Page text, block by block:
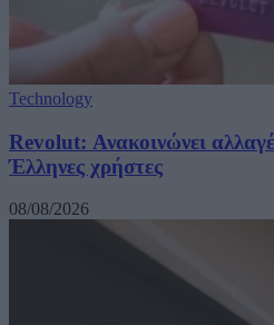
Technology
Revolut: Ανακοινώνει
Έλληνες χρήστες
08/08/2026